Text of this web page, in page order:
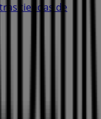
tiendas de